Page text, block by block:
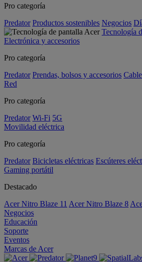
Pro categoría
Predator Productos sostenibles Negocios
Tecnología
Electrónica y accesorios
Pro categoría
Predator Prendas, bolsos y accesorios
Red
Pro categoría
Predator Wi-Fi 5G
Movilidad eléctrica
Pro categoría
Predator Bicicletas eléctricas Escúteres
Gaming portátil
Destacado
Acer Nitro Blaze 11 Acer Nitro Blaze 8
Negocios
Educación
Soporte
Eventos
Marcas de Acer